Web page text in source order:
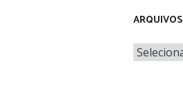
ARQUIVOS